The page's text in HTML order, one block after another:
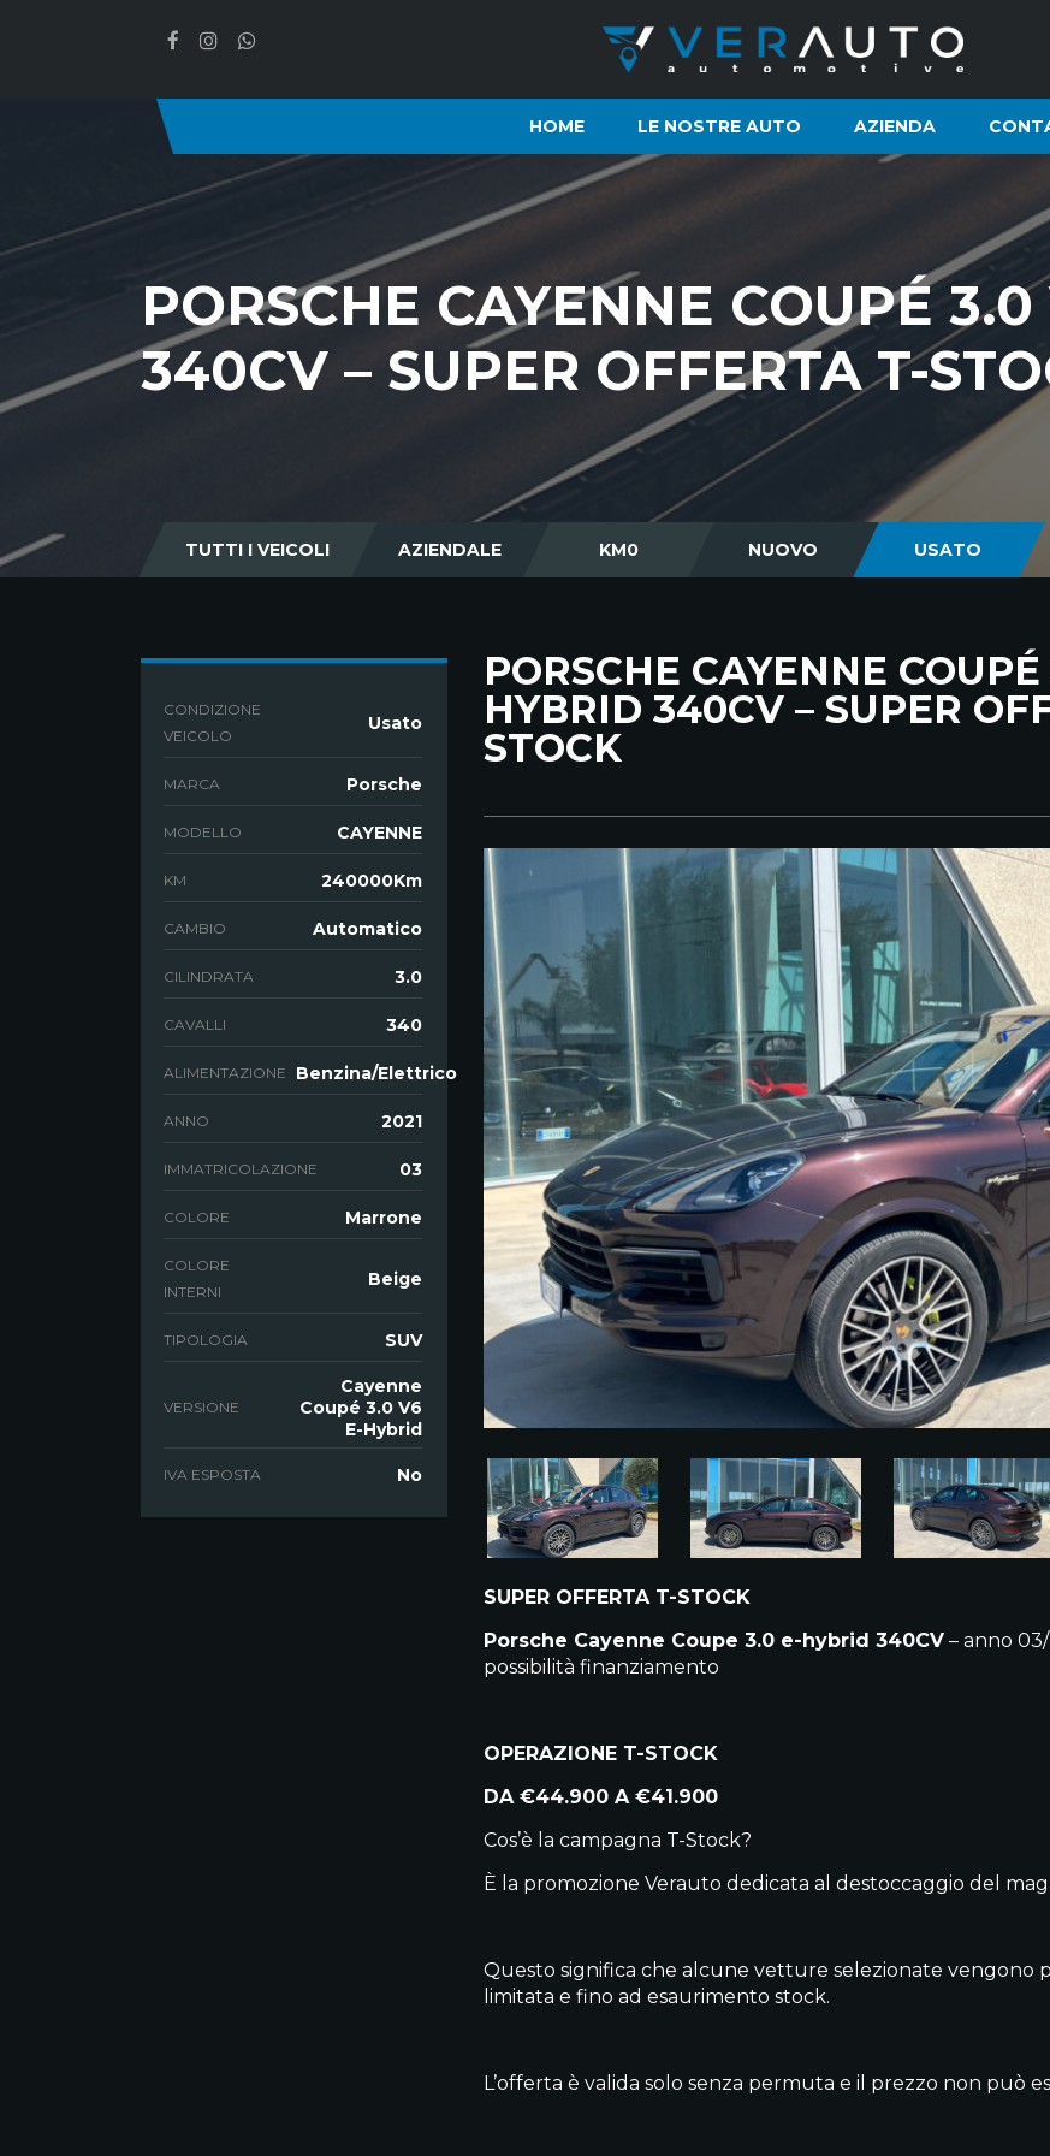
HOME LE NOSTRE AUTO AZIENDA
PORSCHE CAYENNE COUPÉ
340CV – SUPER OFFERTA T-
TUTTI I VEICOLI AZIENDALE KM0 NUOVO USATO
PORSCHE CAYENNE
HYBRID 340CV – SUPER
STOCK
SUPER OFFERTA T-STOCK
Porsche Cayenne Coupe 3.0 e-hybrid 340CV – anno
possibilità finanziamento
OPERAZIONE T-STOCK
DA €44.900 A €41.900
Cos’è la campagna T-Stock?
È la promozione Verauto dedicata al destoccaggio del
Questo significa che alcune vetture selezionate vengono
limitata e fino ad esaurimento stock.
️L’offerta è valida solo senza permuta e il prezzo non può
CONDIZIONE
VEICOLO
Usato
MARCA Porsche
MODELLO CAYENNE
KM 240000Km
CAMBIO Automatico
CILINDRATA 3.0
CAVALLI 340
ALIMENTAZIONE Benzina/Elettrico
ANNO 2021
IMMATRICOLAZIONE 03
COLORE Marrone
COLORE
INTERNI
Beige
TIPOLOGIA SUV
VERSIONE
Cayenne
Coupé 3.0 V6
E-Hybrid
IVA ESPOSTA No